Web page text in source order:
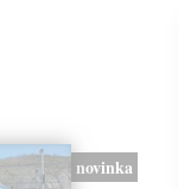
novinka